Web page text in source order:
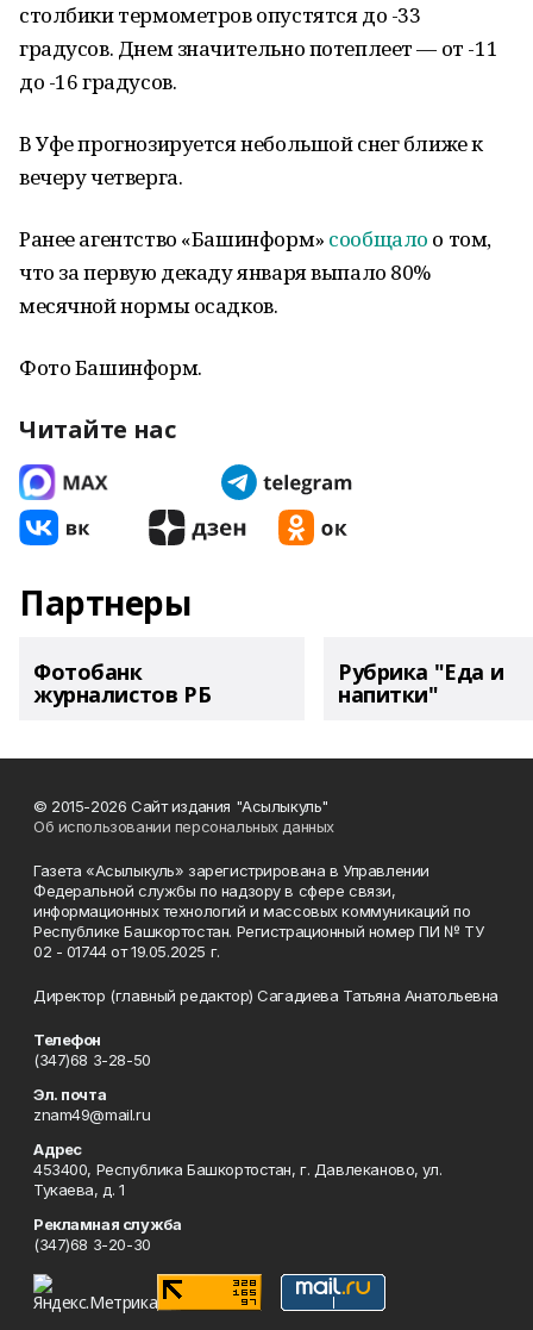
столбики термометров опустятся до -33
градусов. Днем значительно потеплеет — от -11
до -16 градусов.
В Уфе прогнозируется небольшой снег ближе к
вечеру четверга.
Ранее агентство «Башинформ» сообщало о том,
что за первую декаду января выпало 80%
месячной нормы осадков.
Фото Башинформ.
Читайте нас
Партнеры
Фотобанк
журналистов РБ
Рубрика "Еда и
напитки"
© 2015-2026 Сайт издания "Асылыкуль"
Об использовании персональных данных
Газета «Асылыкуль» зарегистрирована в Управлении
Федеральной службы по надзору в сфере связи,
информационных технологий и массовых коммуникаций по
Республике Башкортостан. Регистрационный номер ПИ № ТУ
02 - 01744 от 19.05.2025 г.
Директор (главный редактор) Сагадиева Татьяна Анатольевна
Телефон
(347)68 3-28-50
Эл. почта
znam49@mail.ru
Адрес
453400, Республика Башкортостан, г. Давлеканово, ул.
Тукаева, д. 1
Рекламная служба
(347)68 3-20-30